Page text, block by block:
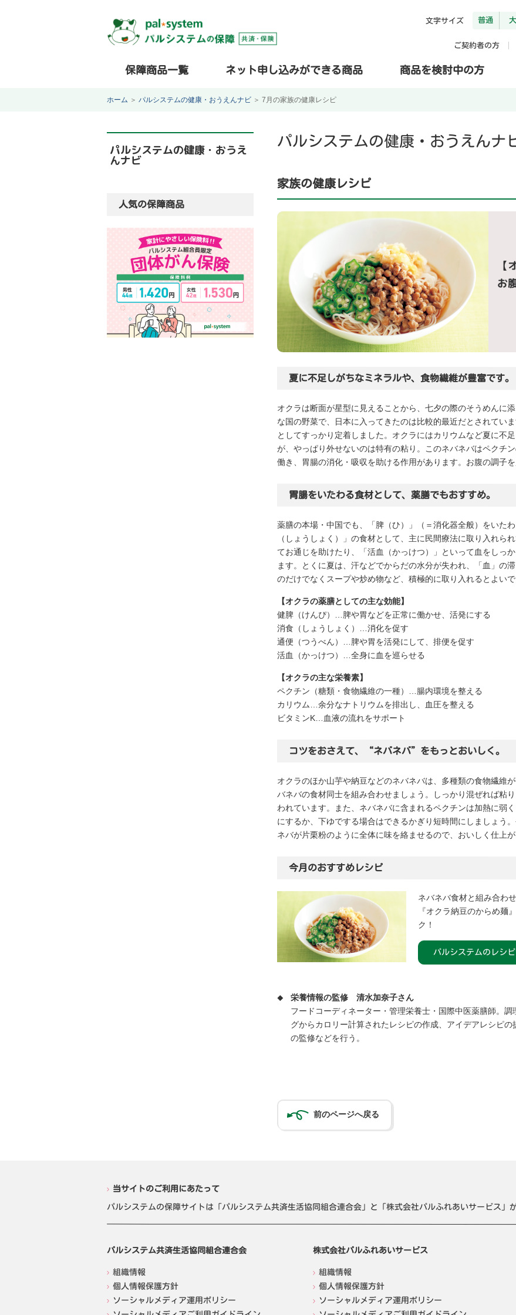
文字サイズ 普通 大
ご契約者の方
保障商品一覧 ネット申し込みができる商品 商品を検討中の方
ホーム ＞ パルシステムの健康・おうえんナビ ＞ 7月の家族の健康レシピ
パルシステムの健康・おうえんナ
家族の健康レシピ
【
お
夏に不足しがちなミネラルや、食物繊維が豊富です。
オクラは断面が星型に見えることから、七夕の際のそうめんに
な国の野菜で、日本に入ってきたのは比較的最近だとされてい
としてすっかり定着しました。オクラにはカリウムなど夏に不
が、やっぱり外せないのは特有の粘り。このネバネバはペクチ
働き、胃腸の消化・吸収を助ける作用があります。お腹の調子
胃腸をいたわる食材として、薬膳でもおすすめ。
薬膳の本場・中国でも、「脾（ひ）」（＝消化器全般）をいた
（しょうしょく）」の食材として、主に民間療法に取り入れら
てお通じを助けたり、「活血（かっけつ）」といって血をしっ
ます。とくに夏は、汗などでからだの水分が失われ、「血」の
のだけでなくスープや炒め物など、積極的に取り入れるとよいで
【オクラの薬膳としての主な効能】
健脾（けんぴ）…脾や胃などを正常に働かせ、活発にする
消食（しょうしょく）…消化を促す
通便（つうべん）…脾や胃を活発にして、排便を促す
活血（かっけつ）…全身に血を巡らせる
【オクラの主な栄養素】
ペクチン（糖類・食物繊維の一種）…腸内環境を整える
カリウム…余分なナトリウムを排出し、血圧を整える
ビタミンK…血液の流れをサポート
コツをおさえて、“ネバネバ”をもっとおいしく。
オクラのほか山芋や納豆などのネバネバは、多種類の食物繊維
バネバの食材同士を組み合わせましょう。しっかり混ぜれば粘
われています。また、ネバネバに含まれるペクチンは加熱に弱
にするか、下ゆでする場合はできるかぎり短時間にしましょう
ネバが片栗粉のように全体に味を絡ませるので、おいしく仕上が
今月のおすすめレシピ
ネバネバ食材と組み合わ
『オクラ納豆のからめ麺』
ク！
パルシステムのレシ
栄養情報の監修 清水加奈子さん
フードコーディネーター・管理栄養士・国際中医薬膳師。調
グからカロリー計算されたレシピの作成、アイデアレシピの
の監修などを行う。
前のページへ戻る
パルシステムの健康・おうえ
んナビ
人気の保障商品
当サイトのご利用にあたって
パルシステムの保障サイトは「パルシステム共済生活協同組合連合会」と「株式会社パルふれあいサービス」
パルシステム共済生活協同組合連合会
組織情報
個人情報保護方針
ソーシャルメディア運用ポリシー
株式会社パルふれあいサービス
組織情報
個人情報保護方針
ソーシャルメディア運用ポリシー